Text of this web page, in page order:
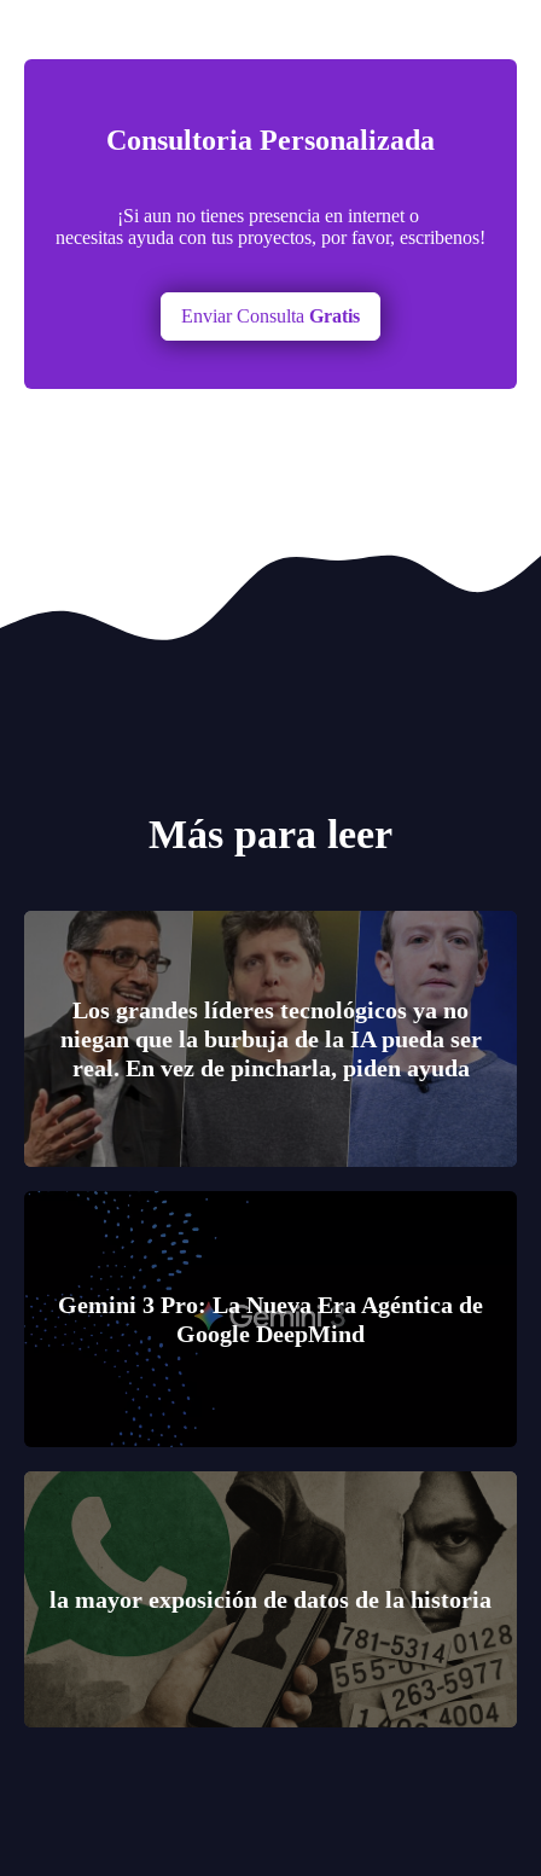
Consultoria Personalizada
¡Si aun no tienes presencia en internet o
necesitas ayuda con tus proyectos, por favor, escribenos!
Enviar Consulta Gratis
Más para leer
Los grandes líderes tecnológicos ya no
niegan que la burbuja de la IA pueda ser
real. En vez de pincharla, piden ayuda
Gemini 3 Pro: La Nueva Era Agéntica de
Google DeepMind
la mayor exposición de datos de la historia